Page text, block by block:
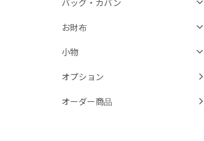
バッグ・カバン
お財布
小物
オプション
オーダー商品